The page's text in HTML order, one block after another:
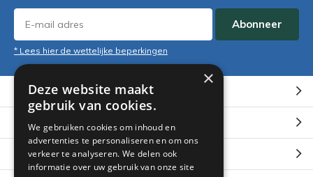
Abonneer
* Lees hier de wettelijke beperkingen
Klantenservice
Mijn account
Categorieën
×
Deze website maakt
gebruik van cookies.
We gebruiken cookies om inhoud en
advertenties te personaliseren en om ons
verkeer te analyseren. We delen ook
informatie over uw gebruik van onze site